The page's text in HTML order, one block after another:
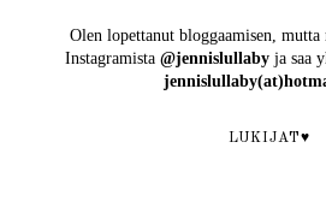
Olen lopettanut bloggaamisen,
Instagramista @jennislullabyja saa
LUKIJAT♥